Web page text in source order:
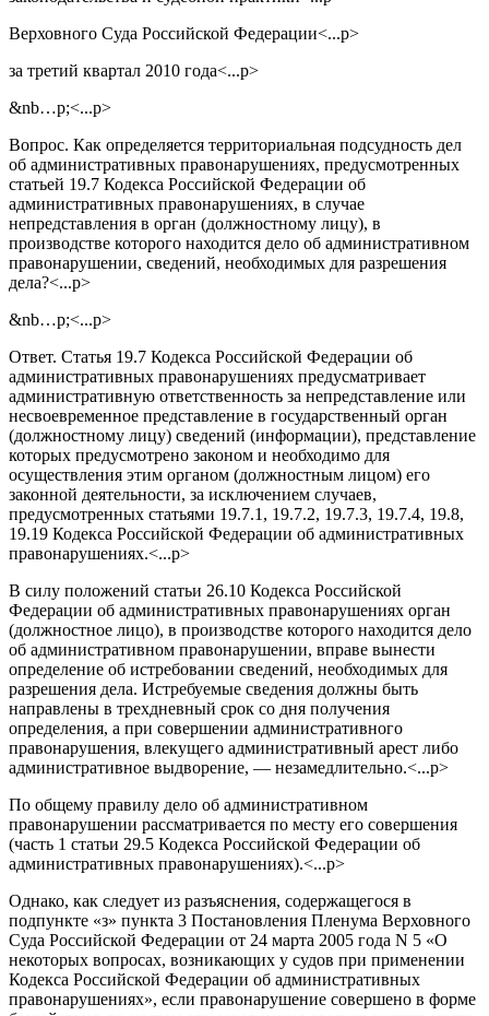
Верховного Суда Российской Федерации<...p>
за третий квартал 2010 года<...p>
&nb…p;<...p>
Вопрос. Как определяется территориальная подсудность дел
об административных правонарушениях, предусмотренных
статьей 19.7 Кодекса Российской Федерации об
административных правонарушениях, в случае
непредставления в орган (должностному лицу), в
производстве которого находится дело об административном
правонарушении, сведений, необходимых для разрешения
дела?<...p>
&nb…p;<...p>
Ответ. Статья 19.7 Кодекса Российской Федерации об
административных правонарушениях предусматривает
административную ответственность за непредставление или
несвоевременное представление в государственный орган
(должностному лицу) сведений (информации), представление
которых предусмотрено законом и необходимо для
осуществления этим органом (должностным лицом) его
законной деятельности, за исключением случаев,
предусмотренных статьями 19.7.1, 19.7.2, 19.7.3, 19.7.4, 19.8,
19.19 Кодекса Российской Федерации об административных
правонарушениях.<...p>
В силу положений статьи 26.10 Кодекса Российской
Федерации об административных правонарушениях орган
(должностное лицо), в производстве которого находится дело
об административном правонарушении, вправе вынести
определение об истребовании сведений, необходимых для
разрешения дела. Истребуемые сведения должны быть
направлены в трехдневный срок со дня получения
определения, а при совершении административного
правонарушения, влекущего административный арест либо
административное выдворение, — незамедлительно.<...p>
По общему правилу дело об административном
правонарушении рассматривается по месту его совершения
(часть 1 статьи 29.5 Кодекса Российской Федерации об
административных правонарушениях).<...p>
Однако, как следует из разъяснения, содержащегося в
подпункте «з» пункта 3 Постановления Пленума Верховного
Суда Российской Федерации от 24 марта 2005 года N 5 «О
некоторых вопросах, возникающих у судов при применении
Кодекса Российской Федерации об административных
правонарушениях», если правонарушение совершено в форме